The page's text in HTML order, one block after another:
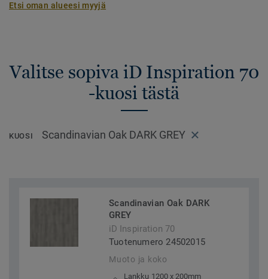
Etsi oman alueesi myyjä
Valitse sopiva iD Inspiration 70
-kuosi tästä
KUOSI Scandinavian Oak DARK GREY
Scandinavian Oak DARK
GREY
iD Inspiration 70
Tuotenumero 24502015
Muoto ja koko
Lankku 1200 x 200mm